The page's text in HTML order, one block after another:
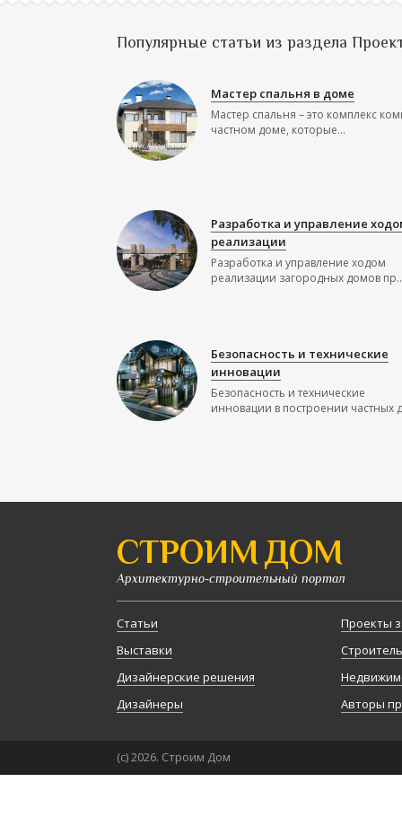
Популярные статьи из раздела
Мастер спальня в доме
Мастер спальня – это комплекс
частном доме, которые...
Разработка и управление
реализации
Разработка и управление ходом
реализации загородных домов
Безопасность и технические
инновации
Безопасность и технические
инновации в построении частных
СТРОИМ ДОМ
Архитектурно-строительный портал
Статьи
Выставки
Дизайнерские решения
Дизайнеры
Проекты
Авторы
(с) 2026. Строим Дом